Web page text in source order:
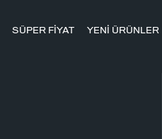
SÜPER FİYAT YENİ ÜRÜNLER